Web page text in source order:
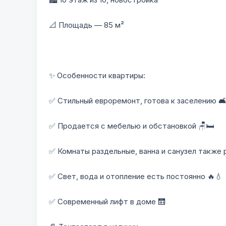
📐 Площадь — 85 м²
✨ Особенности квартиры:
✅ Стильный евроремонт, готова к заселению
✅ Продается с мебелью и обстановкой 🪑🛏️
✅ Комнаты раздельные, ванна и санузел также
✅ Свет, вода и отопление есть постоянно 🔥💧
✅ Современный лифт в доме 🛗